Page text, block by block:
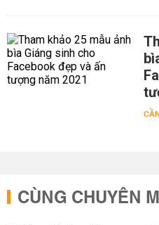
CÙNG CHUYÊN